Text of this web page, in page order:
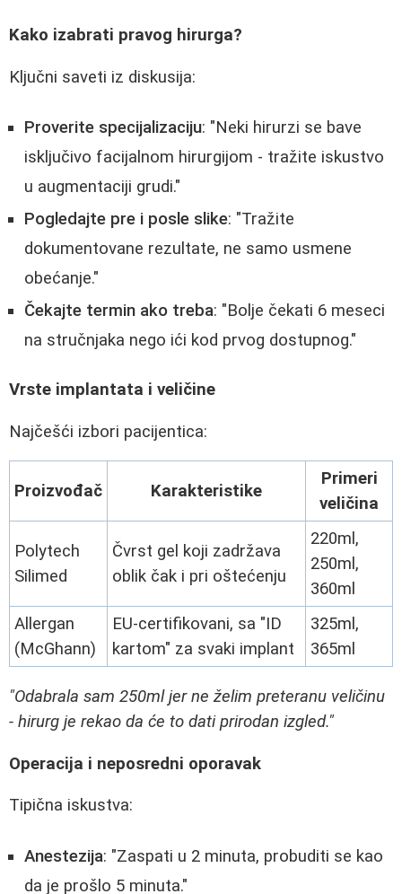
Kako izabrati pravog hirurga?
Ključni saveti iz diskusija:
Proverite specijalizaciju: "Neki hirurzi se bave
isključivo facijalnom hirurgijom - tražite iskustvo
u augmentaciji grudi."
Pogledajte pre i posle slike: "Tražite
dokumentovane rezultate, ne samo usmene
obećanje."
Čekajte termin ako treba: "Bolje čekati 6 meseci
na stručnjaka nego ići kod prvog dostupnog."
Vrste implantata i veličine
Najčešći izbori pacijentica:
Proizvođač Karakteristike
Primeri
veličina
Polytech
Silimed
Čvrst gel koji zadržava
oblik čak i pri oštećenju
220ml,
250ml,
360ml
Allergan
(McGhann)
EU-certifikovani, sa "ID
kartom" za svaki implant
325ml,
365ml
"Odabrala sam 250ml jer ne želim preteranu veličinu
- hirurg je rekao da će to dati prirodan izgled."
Operacija i neposredni oporavak
Tipična iskustva:
Anestezija: "Zaspati u 2 minuta, probuditi se kao
da je prošlo 5 minuta."